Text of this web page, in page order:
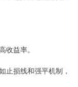
益率。
止损线和强平机制，